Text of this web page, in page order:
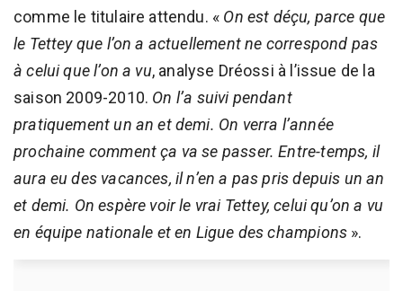
comme le titulaire attendu. « On est déçu, parce que
le Tettey que l’on a actuellement ne correspond pas
à celui que l’on a vu, analyse Dréossi à l’issue de la
saison 2009-2010. On l’a suivi pendant
pratiquement un an et demi. On verra l’année
prochaine comment ça va se passer. Entre-temps, il
aura eu des vacances, il n’en a pas pris depuis un an
et demi. On espère voir le vrai Tettey, celui qu’on a vu
en équipe nationale et en Ligue des champions ».